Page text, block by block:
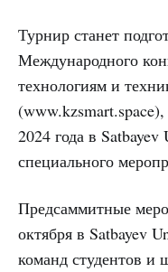
Турнир станет
Международного
технологиям и
2024 года в
специального
Предсаммитные
октября в Satbayev
команд студентов и